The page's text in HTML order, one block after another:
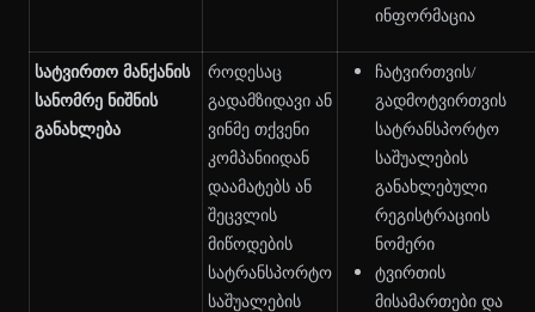
ინფორმაცია
სატვირთო მანქანის
სანომრე ნიშნის
განახლება
როდესაც
გადამზიდავი ან
ვინმე თქვენი
კომპანიიდან
დაამატებს ან
შეცვლის
მიწოდების
სატრანსპორტო
საშუალების
ჩატვირთვის/
გადმოტვირთვის
სატრანსპორტო
საშუალების
განახლებული
რეგისტრაციის
ნომერი
ტვირთის
მისამართები და